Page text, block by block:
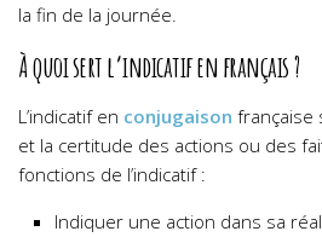
la fin de la journée.
À quoi sert l’indicatif en français ?
L’indicatif en conjugaison française
et la certitude des actions ou des
fonctions de l’indicatif :
Indiquer une action dans sa